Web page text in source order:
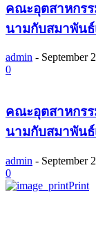
คณะอุตสาหกรร
นามกับสมาพันธ์
admin - September
0
คณะอุตสาหกรร
นามกับสมาพันธ์
admin - September
0
Print